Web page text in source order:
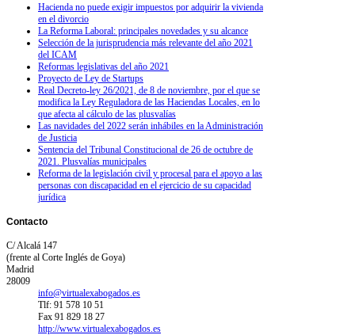
Hacienda no puede exigir impuestos por adquirir la vivienda
en el divorcio
La Reforma Laboral: principales novedades y su alcance
Selección de la jurisprudencia más relevante del año 2021
del ICAM
Reformas legislativas del año 2021
Proyecto de Ley de Startups
Real Decreto-ley 26/2021, de 8 de noviembre, por el que se
modifica la Ley Reguladora de las Haciendas Locales, en lo
que afecta al cálculo de las plusvalías
Las navidades del 2022 serán inhábiles en la Administración
de Justicia
Sentencia del Tribunal Constitucional de 26 de octubre de
2021. Plusvalías municipales
Reforma de la legislación civil y procesal para el apoyo a las
personas con discapacidad en el ejercicio de su capacidad
jurídica
Contacto
C/ Alcalá 147
(frente al Corte Inglés de Goya)
Madrid
28009
info@virtualexabogados.es
Tlf: 91 578 10 51
Fax 91 829 18 27
http://www.virtualexabogados.es